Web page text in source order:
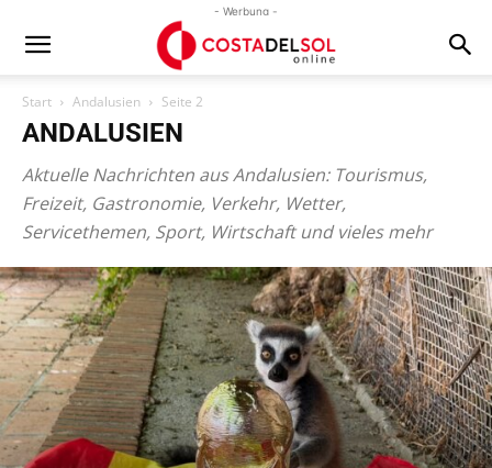
- Werbung -
Start Andalusien Seite 2
ANDALUSIEN
Aktuelle Nachrichten aus Andalusien: Tourismus,
Freizeit, Gastronomie, Verkehr, Wetter,
Servicethemen, Sport, Wirtschaft und vieles mehr